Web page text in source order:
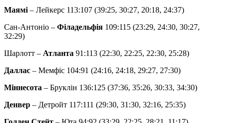
Маямі – Лейкерс 113:107 (39:25, 30:27, 20:18, 24:37)
Сан-Антоніо – Філадельфія 109:115 (23:29, 24:30, 30:27,
32:29)
Шарлотт – Атланта 91:113 (22:30, 22:25, 22:30, 25:28)
Даллас – Мемфіс 104:91 (24:16, 24:18, 29:27, 27:30)
Міннесота – Бруклін 136:125 (37:36, 35:26, 30:33, 34:30)
Денвер – Детройт 117:111 (29:30, 31:30, 32:16, 25:35)